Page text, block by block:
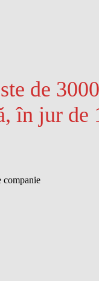
de
în jur de
companie